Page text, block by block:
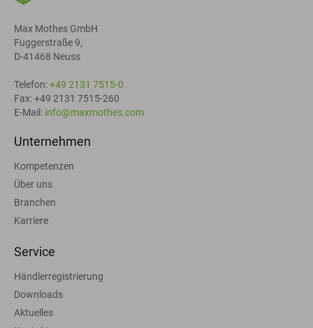
Max Mothes GmbH
Fuggerstraße 9,
D-41468 Neuss
Telefon:+49 2131 7515-0
Fax: +49 2131 7515-260
E-Mail: info@maxmothes.com
Unternehmen
Kompetenzen
Über uns
Branchen
Karriere
Service
Händlerregistrierung
Downloads
Aktuelles